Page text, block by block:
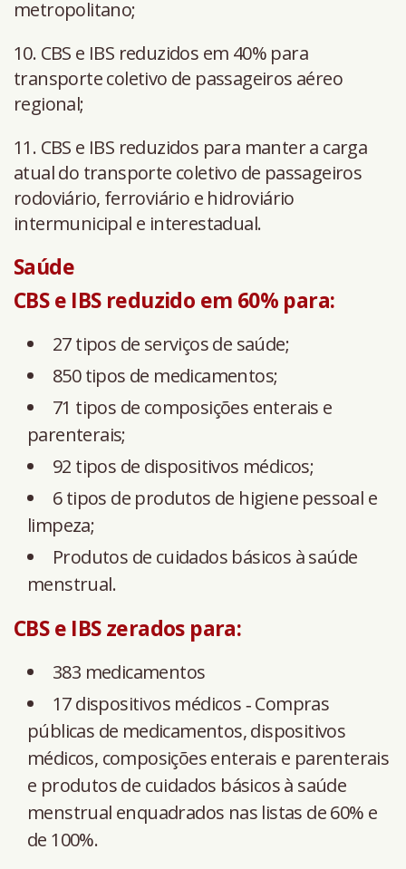
metropolitano;
10. CBS e IBS reduzidos em 40% para
transporte coletivo de passageiros aéreo
regional;
11. CBS e IBS reduzidos para manter a carga
atual do transporte coletivo de passageiros
rodoviário, ferroviário e hidroviário
intermunicipal e interestadual.
Saúde
CBS e IBS reduzido em 60% para:
27 tipos de serviços de saúde;
850 tipos de medicamentos;
71 tipos de composições enterais e
parenterais;
92 tipos de dispositivos médicos;
6 tipos de produtos de higiene pessoal e
limpeza;
Produtos de cuidados básicos à saúde
menstrual.
CBS e IBS zerados para:
383 medicamentos
17 dispositivos médicos ‐ Compras
públicas de medicamentos, dispositivos
médicos, composições enterais e parenterais
e produtos de cuidados básicos à saúde
menstrual enquadrados nas listas de 60% e
de 100%.